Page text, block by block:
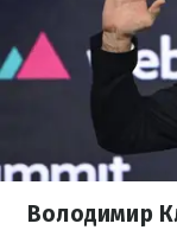
Володимир